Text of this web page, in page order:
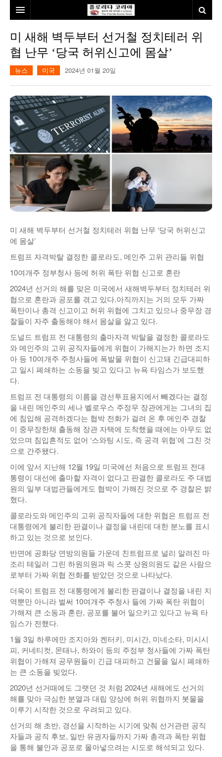
본사소개
뉴스
미국
발행인칼럼
김명열칼럼
이명덕칼럼
김선옥칼럼
김원동칼럼
건강
본보특집
100인선/독자광장
100인선
독자광장
여행
인근여행지
놀이공원
낚시/비치
골프
인터뷰/탐방
미 새해 벽두부터 선거철 정치테러 위
협 난무 ‘당국 허위신고에 몸살’
뉴스 미국 2024년 01월 20일
미 새해 벽두부터 선거철 정치테러 위협 난무 ‘당국 허위신고
에 몸살’
트럼프 자격박탈 결정한 콜로라도, 메인주 고위 관리들 위협
10여개주 정부청사 등에 허위 폭탄 위협 신고로 혼란
2024년 선거의 해를 맞은 미국에서 새해벽두부터 정치테러 위
협으로 혼란과 공포를 겪고 있다.아직까지는 거의 모두 가짜
폭탄이나 총격 신고이고 허위 위협에 그치고 있으나 중무장 경
찰들이 자주 출동해야 해서 몸살을 앓고 있다.
도널드 트럼프 전 대통령의 출마자격 박탈을 결정한 콜로라도
와 메인주의 고위 공직자들에게 위협이 가해지는가 하면 조지
아 등 10여개주 주청사들에 폭발물 위협이 신고돼 긴급대피하
고 일시 폐쇄하는 소동을 빚고 있다고 뉴욕 타임스가 보도했
다.
트럼프 전 대통령의 이름을 경선투표용지에서 빼겠다는 결정
을 내린 메인주의 세나 벨로우스 주정무 장관에게는 그녀의 집
에 침입해 공격하겠다는 협박 전화가 걸려 온 후 메인주 경찰
이 중무장한채 출동해 장관 자택에 도착했을 때에는 아무도 없
었으며 침입흔적도 없어 ‘스와팅 시도, 즉 공격 위협’에 그친 것
으로 간주됐다.
이에 앞서 지난해 12월 19일 미국에선 처음으로 트럼프 전대
통령이 대선에 출마할 자격이 없다고 판결한 콜로라도 주 대법
원의 일부 대법관들에게도 협박이 가해진 것으로 주 경찰은 밝
혔다.
콜로라도와 메인주의 고위 공직자들에 대한 위협은 트럼프 전
대통령에게 불리한 판결이나 결정을 내린데 대한 분노를 표시
하고 있는 것으로 보인다.
반면에 공화당 연방의원들 가운데 친트럼프로 널리 알려진 마
조리 테일러 그린 하원의원과 릭 스콧 상원의원도 같은 사람으
로부터 가짜 위협 전화를 받았던 것으로 나타났다.
더욱이 트럼프 전 대통령에게 불리한 판결이나 결정을 내린 지
역뿐만 아니라 벌써 10여개주 주청사 들에 가짜 폭탄 위협이
가해져 큰 소동과 혼란, 공포를 불어 일으키고 있다고 뉴욕 타
임스가 전했다.
1월 3일 하루에만 조지아와 켄터키, 미시간, 미네소타, 미시시
피, 커네티컷, 몬태나, 하와이 등의 주정부 청사들에 가짜 폭탄
위협이 가해져 공무원들이 긴급 대피하고 건물을 일시 폐쇄하
는 큰 소동을 빚었다.
2020년 선거때에도 그랫던 것 처럼 2024년 새해에도 선거의
해를 맞아 극심한 분열과 대립 양상에 허위 위협까지 봇물을
이루기 시작한 것으로 우려되고 있다.
선거의 해 초반, 경선을 시작하는 시기에 맞춰 선거관련 공직
자들과 공직 후보, 일반 유권자들까지 가짜 총격과 폭탄 위협
을 통해 불안과 공포로 몰아넣으려는 시도로 해석되고 있다.